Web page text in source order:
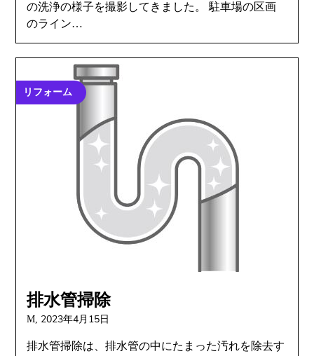
の洗浄の様子を撮影してきました。 駐車場の区画
のライン…
リフォーム
排水管掃除
M, 2023年4月15日
排水管掃除は、排水管の中にたまった汚れを除去す